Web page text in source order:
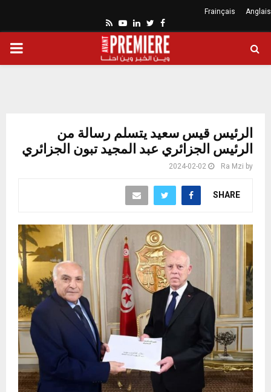
Anglais
Frainçais
Facebook
Twitter
Linkedin
Youtube
Rss
الرئيس قيس سعيد يتسلم رسالة من
الرئيس الجزائري عبد المجيد تبون الجزائري
by
Ra Mzi
2024-02-02
SHARE